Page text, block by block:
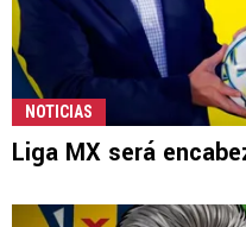
NOTICIAS
Liga MX será